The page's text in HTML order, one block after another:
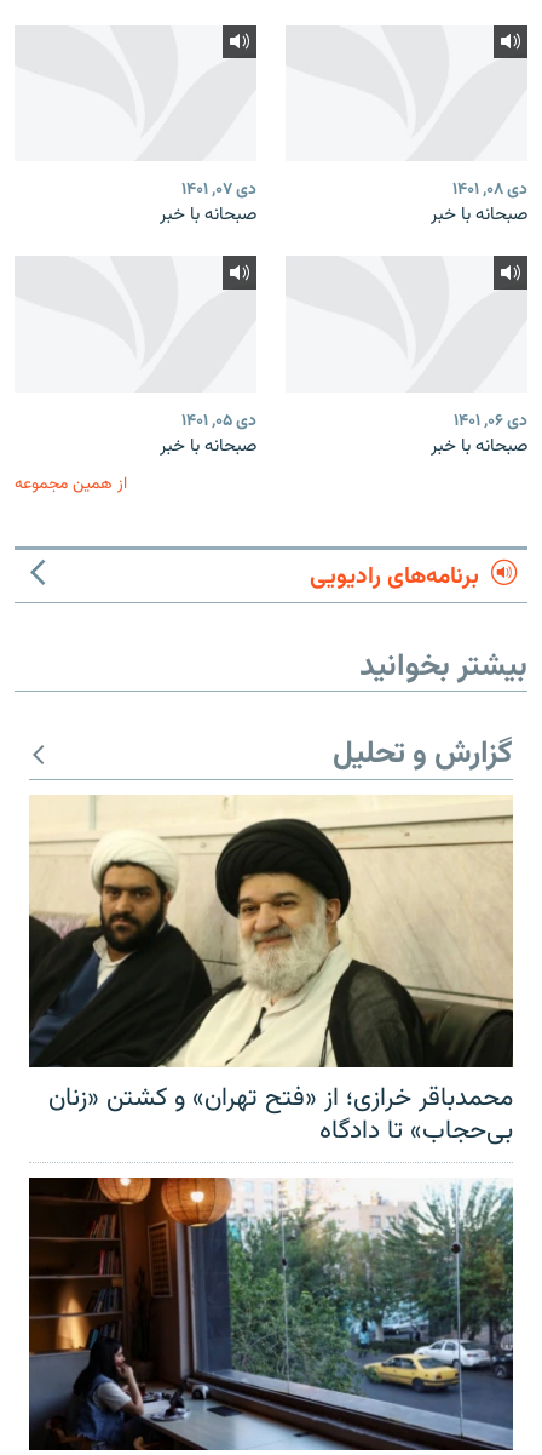
دی ۰۸, ۱۴۰۱
صبحانه با خبر
دی ۰۷, ۱۴۰۱
صبحانه با خبر
دی ۰۶, ۱۴۰۱
صبحانه با خبر
دی ۰۵, ۱۴۰۱
صبحانه با خبر
از همین مجموعه
برنامه‌های رادیویی
بیشتر بخوانید
گزارش و تحلیل
محمدباقر خرازی؛ از «فتح تهران» و کشتن «زنان
بی‌حجاب» تا دادگاه